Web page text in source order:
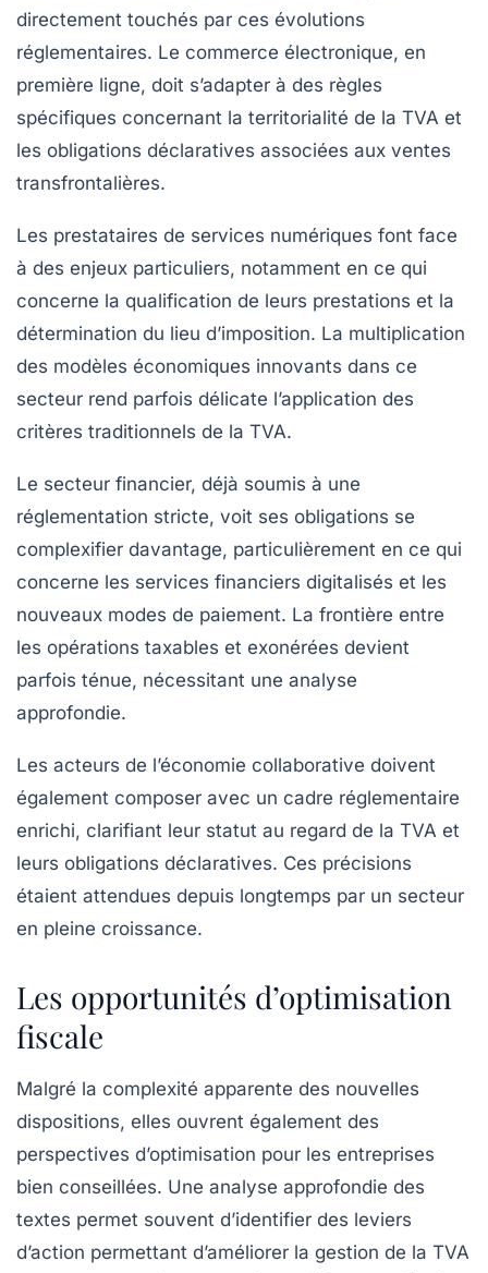
directement touchés par ces évolutions
réglementaires. Le commerce électronique, en
première ligne, doit s’adapter à des règles
spécifiques concernant la territorialité de la TVA et
les obligations déclaratives associées aux ventes
transfrontalières.
Les prestataires de services numériques font face
à des enjeux particuliers, notamment en ce qui
concerne la qualification de leurs prestations et la
détermination du lieu d’imposition. La multiplication
des modèles économiques innovants dans ce
secteur rend parfois délicate l’application des
critères traditionnels de la TVA.
Le secteur financier, déjà soumis à une
réglementation stricte, voit ses obligations se
complexifier davantage, particulièrement en ce qui
concerne les services financiers digitalisés et les
nouveaux modes de paiement. La frontière entre
les opérations taxables et exonérées devient
parfois ténue, nécessitant une analyse
approfondie.
Les acteurs de l’économie collaborative doivent
également composer avec un cadre réglementaire
enrichi, clarifiant leur statut au regard de la TVA et
leurs obligations déclaratives. Ces précisions
étaient attendues depuis longtemps par un secteur
en pleine croissance.
Les opportunités d’optimisation
fiscale
Malgré la complexité apparente des nouvelles
dispositions, elles ouvrent également des
perspectives d’optimisation pour les entreprises
bien conseillées. Une analyse approfondie des
textes permet souvent d’identifier des leviers
d’action permettant d’améliorer la gestion de la TVA